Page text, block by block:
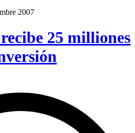
2007
25 milliones